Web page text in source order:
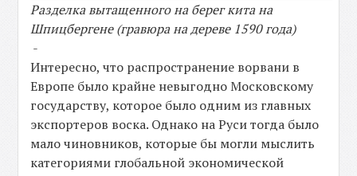
Разделка вытащенного на берег кита на
Шпицбергене (гравюра на дереве 1590 года)
-
Интересно, что распространение ворвани в
Европе было крайне невыгодно Московскому
государству, которое было одним из главных
экспортеров воска. Однако на Руси тогда было
мало чиновников, которые бы могли мыслить
категориями глобальной экономической